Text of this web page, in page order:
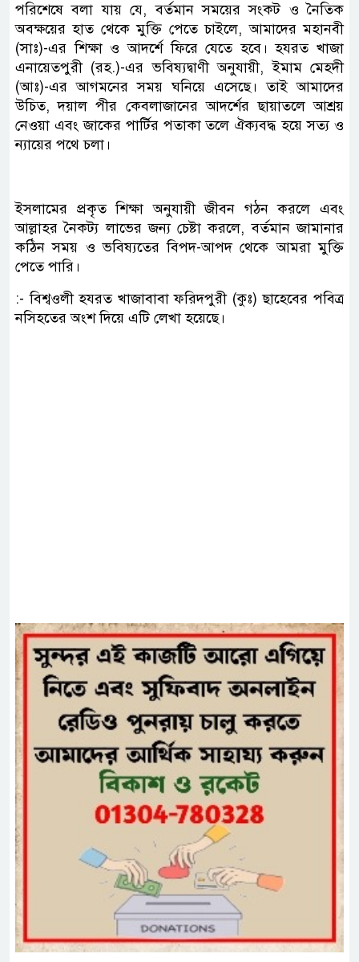
পরিশেষে বলা যায় যে, বর্তমান সময়ের সংকট ও নৈতিক
অবক্ষয়ের হাত থেকে মুক্তি পেতে চাইলে, আমাদের মহানবী
(সাঃ)-এর শিক্ষা ও আদর্শে ফিরে যেতে হবে। হযরত খাজা
এনায়েতপুরী (রহ.)-এর ভবিষ্যদ্বাণী অনুযায়ী, ইমাম মেহদী
(আঃ)-এর আগমনের সময় ঘনিয়ে এসেছে। তাই আমাদের
উচিত, দয়াল পীর কেবলাজানের আদর্শের ছায়াতলে আশ্রয়
নেওয়া এবং জাকের পার্টির পতাকা তলে ঐক্যবদ্ধ হয়ে সত্য ও
ন্যায়ের পথে চলা।
ইসলামের প্রকৃত শিক্ষা অনুযায়ী জীবন গঠন করলে এবং
আল্লাহর নৈকট্য লাভের জন্য চেষ্টা করলে, বর্তমান জামানার
কঠিন সময় ও ভবিষ্যতের বিপদ-আপদ থেকে আমরা মুক্তি
পেতে পারি।
:- বিশ্বওলী হযরত খাজাবাবা ফরিদপুরী (কুঃ) ছাহেবের পবিত্র
নসিহতের অংশ দিয়ে এটি লেখা হয়েছে।